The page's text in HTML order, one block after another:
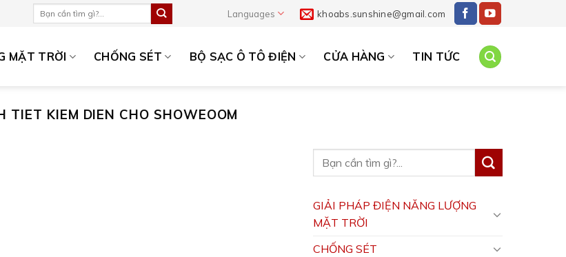
kiếm:
Languages khoabs.sunshine@gmail.com
MẶT TRỜI CHỐNG SÉT BỘ SẠC Ô TÔ ĐIỆN CỬA HÀNG TIN TỨC
TIET KIEM DIEN CHO SHOWEOOM
GIẢI PHÁP ĐIỆN NĂNG LƯỢNG
MẶT TRỜI
CHỐNG SÉT